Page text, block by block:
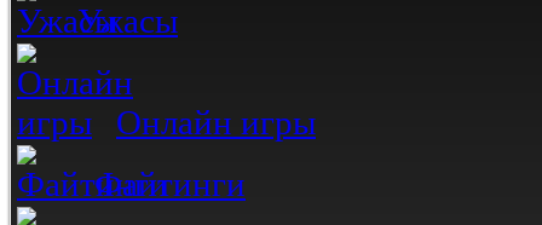
Ужасы
Онлайн игры
Файтинги